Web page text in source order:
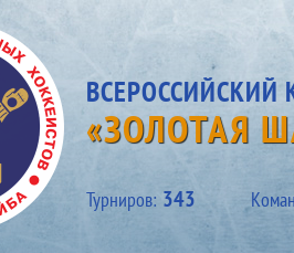
«ЗОЛОТАЯ
Турниров: 343